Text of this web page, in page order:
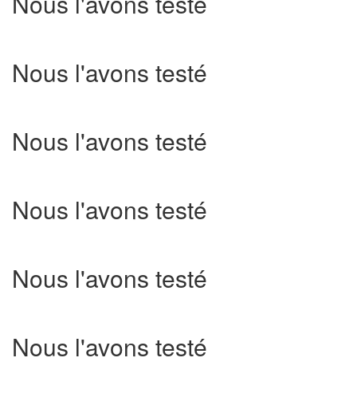
Nous l'avons testé
Nous l'avons testé
Nous l'avons testé
Nous l'avons testé
Nous l'avons testé